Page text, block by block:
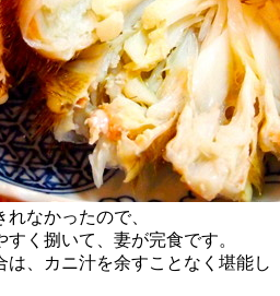
なかったので、
く捌いて、妻が完食です。
、カニ汁を余すことなく堪能し